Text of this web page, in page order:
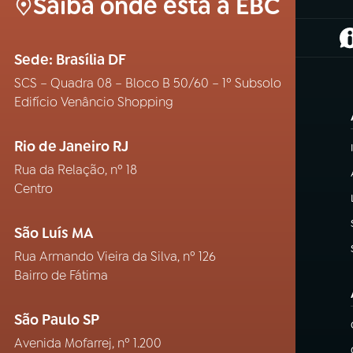
Saiba onde está a EBC
Sede: Brasília DF
SCS – Quadra 08 – Bloco B 50/60 – 1º Subsolo
Edifício Venâncio Shopping
Rio de Janeiro RJ
Rua da Relação, nº 18
Centro
São Luís MA
Rua Armando Vieira da Silva, nº 126
Bairro de Fátima
São Paulo SP
Avenida Mofarrej, nº 1.200